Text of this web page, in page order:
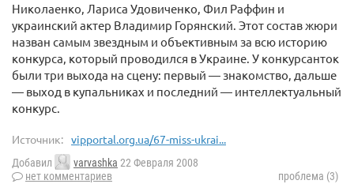
Николаенко, Лариса Удовиченко, Фил Раффин и
украинский актер Владимир Горянский. Этот состав жюри
назван самым звездным и объективным за всю историю
конкурса, который проводился в Украине. У конкурсанток
были три выхода на сцену: первый — знакомство, дальше
— выход в купальниках и последний — интеллектуальный
конкурс.
Источник: vipportal.org.ua/67-miss-ukrai...
Добавил varvashka 22 Февраля 2008
нет комментариев
проблема (3)